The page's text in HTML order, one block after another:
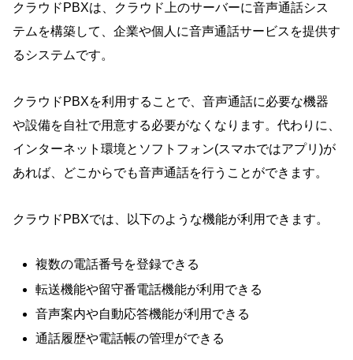
クラウドPBXは、クラウド上のサーバーに音声通話シス
テムを構築して、企業や個人に音声通話サービスを提供す
るシステムです。
クラウドPBXを利用することで、音声通話に必要な機器
や設備を自社で用意する必要がなくなります。代わりに、
インターネット環境とソフトフォン(スマホではアプリ)が
あれば、どこからでも音声通話を行うことができます。
クラウドPBXでは、以下のような機能が利用できます。
複数の電話番号を登録できる
転送機能や留守番電話機能が利用できる
音声案内や自動応答機能が利用できる
通話履歴や電話帳の管理ができる